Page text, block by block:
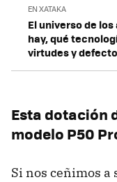
EN XATAKA
El universo de
hay, qué
virtudes y
Esta dotación
modelo P50
Si nos ceñimos a